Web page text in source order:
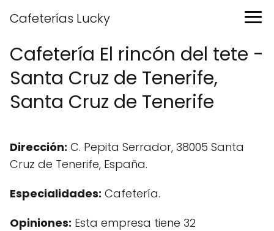
Cafeterías Lucky
Cafetería El rincón del tete -
Santa Cruz de Tenerife,
Santa Cruz de Tenerife
Dirección: C. Pepita Serrador, 38005 Santa
Cruz de Tenerife, España.
Especialidades: Cafetería.
Opiniones: Esta empresa tiene 32